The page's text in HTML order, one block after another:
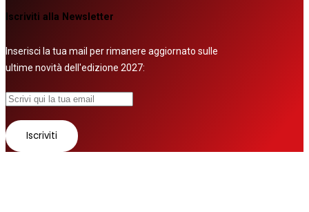
Iscriviti alla Newsletter
Inserisci la tua mail per rimanere aggiornato sulle
ultime novità dell'edizione 2027: